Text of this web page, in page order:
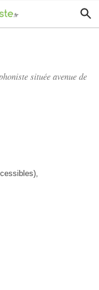
située avenue de
,